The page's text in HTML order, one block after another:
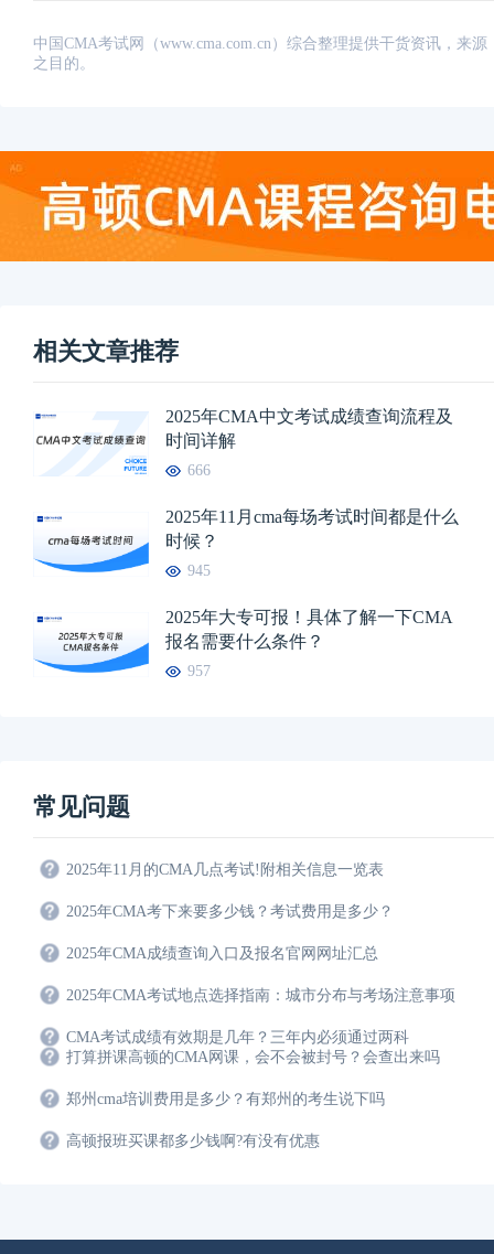
中国CMA考试网（www.cma.com.cn）综合整理提供干货资讯，来
之目的。
相关文章推荐
2025年CMA中文考试成绩查询流程及
时间详解
666
2025年11月cma每场考试时间都是什么
时候？
945
2025年大专可报！具体了解一下CMA
报名需要什么条件？
957
常见问题
2025年11月的CMA几点考试!附相关信息一览表
2025年CMA考下来要多少钱？考试费用是多少？
2025年CMA成绩查询入口及报名官网网址汇总
2025年CMA考试地点选择指南：城市分布与考场注意事项
CMA考试成绩有效期是几年？三年内必须通过两科
打算拼课高顿的CMA网课，会不会被封号？会查出来吗
郑州cma培训费用是多少？有郑州的考生说下吗
高顿报班买课都多少钱啊?有没有优惠